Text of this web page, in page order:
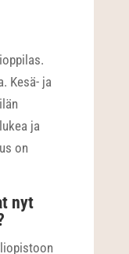
Kesä- ja
ja
on
nyt